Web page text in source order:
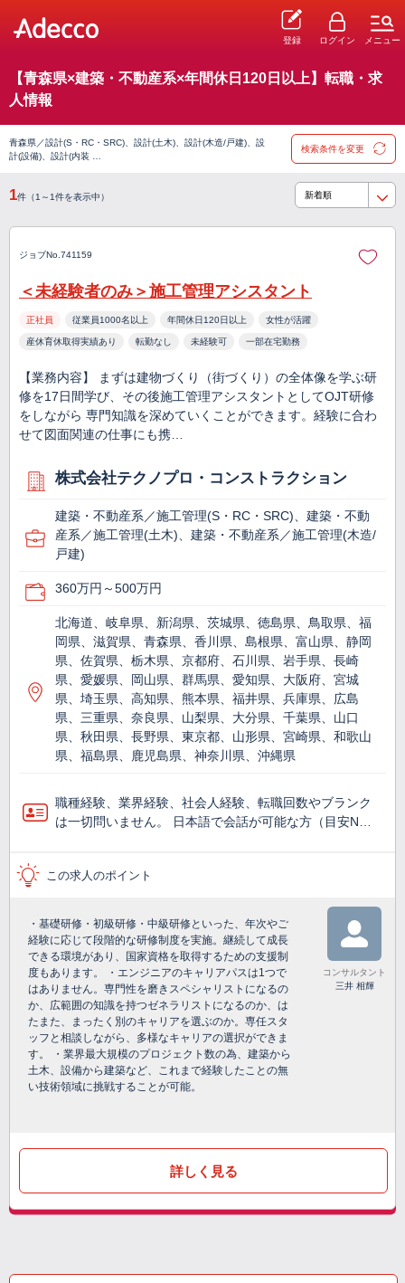
登録 ログイン メニュー
【青森県×建築・不動産系×年間休日120日以上】転職・求
人情報
青森県／設計(S・RC・SRC)、設計(土木)、設計(木造/戸建)、設
計(設備)、設計(内装 …
検索条件を変更
1件（1～1件を表示中）
ジョブNo.741159
＜未経験者のみ＞施工管理アシスタント
正社員 従業員1000名以上 年間休日120日以上 女性が活躍
産休育休取得実績あり 転勤なし 未経験可 一部在宅勤務
【業務内容】 まずは建物づくり（街づくり）の全体像を学ぶ研
修を17日間学び、その後施工管理アシスタントとしてOJT研修
をしながら 専門知識を深めていくことができます。経験に合わ
せて図面関連の仕事にも携…
株式会社テクノプロ・コンストラクション
建築・不動産系／施工管理(S・RC・SRC)、建築・不動
産系／施工管理(土木)、建築・不動産系／施工管理(木造/
戸建)
360万円～500万円
北海道、岐阜県、新潟県、茨城県、徳島県、鳥取県、福
岡県、滋賀県、青森県、香川県、島根県、富山県、静岡
県、佐賀県、栃木県、京都府、石川県、岩手県、長崎
県、愛媛県、岡山県、群馬県、愛知県、大阪府、宮城
県、埼玉県、高知県、熊本県、福井県、兵庫県、広島
県、三重県、奈良県、山梨県、大分県、千葉県、山口
県、秋田県、長野県、東京都、山形県、宮崎県、和歌山
県、福島県、鹿児島県、神奈川県、沖縄県
職種経験、業界経験、社会人経験、転職回数やブランク
は一切問いません。 日本語で会話が可能な方（目安N…
この求人のポイント
・基礎研修・初級研修・中級研修といった、年次やご
経験に応じて段階的な研修制度を実施。継続して成長
できる環境があり、国家資格を取得するための支援制
度もあります。 ・エンジニアのキャリアパスは1つで
はありません。専門性を磨きスペシャリストになるの
か、広範囲の知識を持つゼネラリストになるのか、は
たまた、まったく別のキャリアを選ぶのか。専任スタ
ッフと相談しながら、多様なキャリアの選択ができま
す。 ・業界最大規模のプロジェクト数の為、建築から
土木、設備から建築など、これまで経験したことの無
い技術領域に挑戦することが可能。
コンサルタント
三井 相輝
詳しく見る